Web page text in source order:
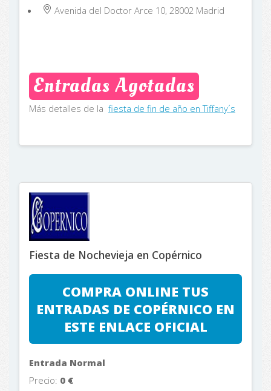
Avenida del Doctor Arce 10, 28002 Madrid
Entradas Agotadas
Más detalles de la fiesta de fin de año en Tiffany´s
Fiesta de Nochevieja en Copérnico
COMPRA ONLINE TUS
ENTRADAS DE COPÉRNICO EN
ESTE ENLACE OFICIAL
Entrada Normal
Precio: 0 €